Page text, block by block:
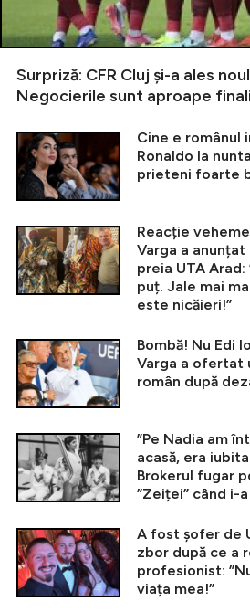
Surpriză: CFR Cluj și-a ales
Negocierile sunt aproape
Cine e românul
Ronaldo la
prieteni foarte
Reacție
Varga a anunțat
preia UTA Arad:
puț. Jale mai
este nicăieri!”
Bombă! Nu Edi
Varga a ofertat
român după
”Pe Nadia am
acasă, era
Brokerul fugar
”Zeiței” când i-
A fost șofer de
zbor după ce a
profesionist:
viața mea!”